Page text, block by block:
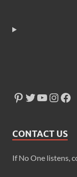
CONTACT US
If No One listens,